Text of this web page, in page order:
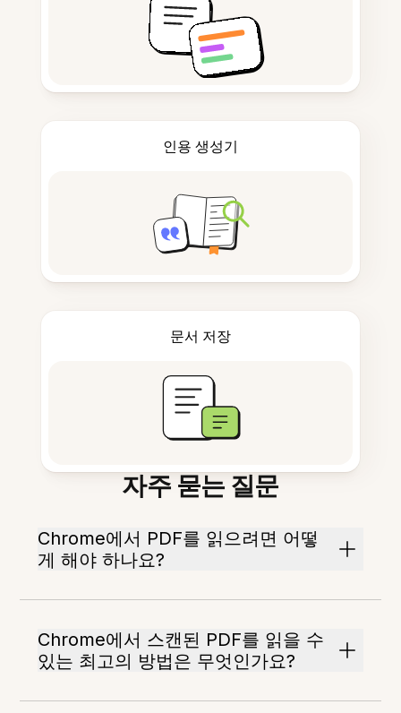
인용 생성기
문서 저장
자주 묻는 질문
Chrome에서 PDF를 읽으려면 어떻
게 해야 하나요?
Chrome에서 스캔된 PDF를 읽을 수
있는 최고의 방법은 무엇인가요?